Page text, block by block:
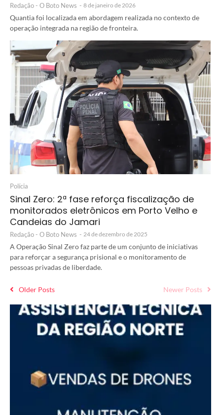
Redação - O Boto News - 8 de janeiro de 2026
Quantia foi localizada em abordagem realizada no contexto de
operação integrada na região de fronteira.
Polícia
Sinal Zero: 2ª fase reforça fiscalização de
monitorados eletrônicos em Porto Velho e
Candeias do Jamari
Redação - O Boto News - 24 de dezembro de 2025
A Operação Sinal Zero faz parte de um conjunto de iniciativas
para reforçar a segurança prisional e o monitoramento de
pessoas privadas de liberdade.
Older Posts Newer Posts